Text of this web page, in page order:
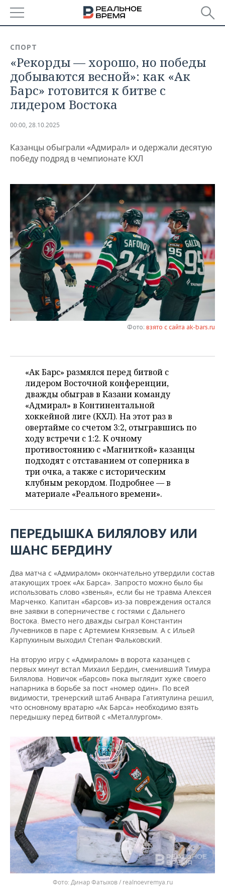
БАШКОРТОСТАН
ТАТАРСТАН
УДМУРТИЯ
НОВОСТИ
АНАЛИТИКА
НОВОСТИ АНАЛИТИКИ
ДЕКЛАРАЦИИ О ДОХОДАХ
КОРОЛИ ГОСЗАКАЗА ПФО
КОМУ ПРИНАДЛЕЖАТ
ТОРГОВЫЕ ЦЕНТРЫ
ТАТАРСТАНА
ЭКОНОМИКА
НОВОСТИ ЭКОНОМИКИ
ФИНАНСЫ
БЮДЖЕТ
ИНВЕСТИЦИИ
ПРОМЫШЛЕННОСТЬ
НОВОСТИ
ПРОМЫШЛЕННОСТИ
АГРОПРОМ
МАШИНОСТРОЕНИЕ
НЕФТЕХИМИЯ
НЕФТЬ
ОПК
ЭНЕРГЕТИКА
НЕДВИЖИМОСТЬ
НОВОСТИ АВТО
БИЗНЕС
НОВОСТИ БИЗНЕСА
РОЗНИЧНАЯ ТОРГОВЛЯ
ТРАНСПОРТ
УСЛУГИ
ТЕХНОЛОГИИ
НОВОСТИ ТЕХНОЛОГИЙ
IT
МЕДИА
ТЕЛЕКОММУНИКАЦИИ
МЕРОПРИЯТИЯ
НОВОСТИ МЕРОПРИЯТИЙ
ВЫЕЗДНАЯ РЕДАКЦИЯ
БИЗНЕС-БРАНЧИ
ОТКРЫТАЯ ЛЕКЦИЯ
СПОРТ
НОВОСТИ СПОРТА
ФУТБОЛ
БАСКЕТБОЛ
ВОЛЕЙБОЛ
КИБЕРСПОРТ
ФИГУРНОЕ КАТАНИЕ
ВОДНЫЕ ВИДЫ СПОРТА
ХОККЕЙ С МЯЧОМ
ОБЩЕСТВО
НОВОСТИ ОБЩЕСТВА
ИНФРАСТРУКТУРА
ИСТОРИЯ
КУЛЬТУРА
МЕДИЦИНА
ОБРАЗОВАНИЕ
ПРОИСШЕСТВИЯ
ФОТОГАЛЕРЕЯ
СПИСОК ПЕРСОН
СПИСОК КОМПАНИЙ
ПОЛНАЯ ВЕРСИЯ
СПОРТ
«Рекорды — хорошо, но победы
добываются весной»: как «Ак
Барс» готовится к битве с
лидером Востока
00:00, 28.10.2025
Казанцы обыграли «Адмирал» и одержали десятую
победу подряд в чемпионате КХЛ
Фото: взято с сайта ak-bars.ru
«Ак Барс» размялся перед битвой с
лидером Восточной конференции,
дважды обыграв в Казани команду
«Адмирал» в Континентальной
хоккейной лиге (КХЛ). На этот раз в
овертайме со счетом 3:2, отыгравшись по
ходу встречи с 1:2. К очному
противостоянию с «Магниткой» казанцы
подходят с отставанием от соперника в
три очка, а также с историческим
клубным рекордом. Подробнее — в
материале «Реального времени».
ПЕРЕДЫШКА БИЛЯЛОВУ ИЛИ
ШАНС БЕРДИНУ
Два матча с «Адмиралом» окончательно утвердили состав
атакующих троек «Ак Барса». Запросто можно было бы
использовать слово «звенья», если бы не травма Алексея
Марченко. Капитан «барсов» из-за повреждения остался
вне заявки в соперничестве с гостями с Дальнего
Востока. Вместо него дважды сыграл Константин
Лучевников в паре с Артемием Князевым. А с Ильей
Карпухиным выходил Степан Фальковский.
На вторую игру с «Адмиралом» в ворота казанцев с
первых минут встал Михаил Бердин, сменивший Тимура
Билялова. Новичок «барсов» пока выглядит хуже своего
напарника в борьбе за пост «номер один». По всей
видимости, тренерский штаб Анвара Гатиятулина решил,
что основному вратарю «Ак Барса» необходимо взять
передышку перед битвой с «Металлургом».
Динар Фатыхов / realnoevremya.ru